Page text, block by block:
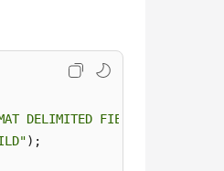
DELIMITED FIELDS
);